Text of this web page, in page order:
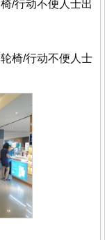
/行动不便人士出
椅/行动不便人士